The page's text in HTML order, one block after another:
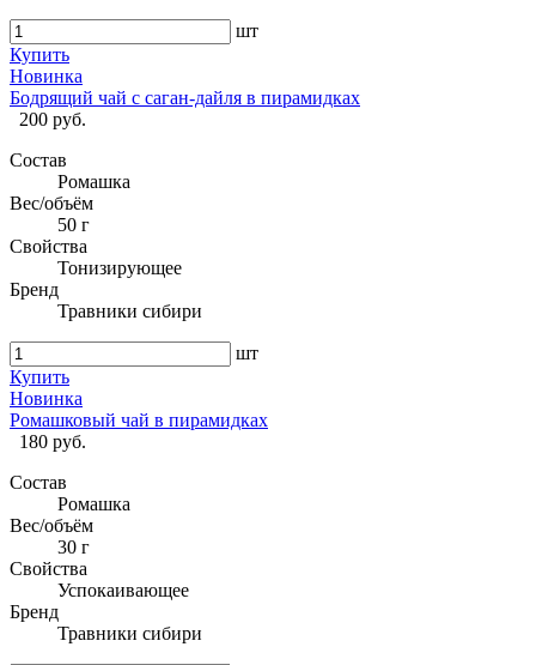
шт
Купить
Новинка
Бодрящий чай с саган-дайля в пирамидках
200 руб.
Состав
Ромашка
Вес/объём
50 г
Свойства
Тонизирующее
Бренд
Травники сибири
шт
Купить
Новинка
Ромашковый чай в пирамидках
180 руб.
Состав
Ромашка
Вес/объём
30 г
Свойства
Успокаивающее
Бренд
Травники сибири